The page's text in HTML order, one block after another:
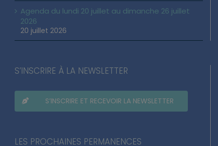
Agenda du lundi 20 juillet au dimanche 26 juillet
2026
20 juillet 2026
S’INSCRIRE À LA NEWSLETTER
S’INSCRIRE ET RECEVOIR LA NEWSLETTER
LES PROCHAINES PERMANENCES